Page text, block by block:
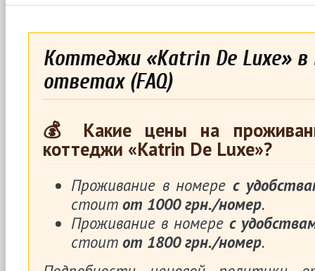
Коттеджи «Katrin De Luxe» в
ответах (FAQ)
💰 Какие цены на
коттеджи «Katrin De Luxe»?
Проживание в номерес
стоит от 1000 грн./номер.
Проживание в номере с
стоит от 1800 грн./номер.